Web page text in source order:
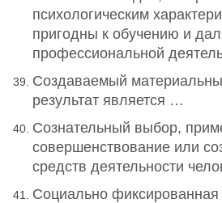
психологическим
пригодны к обучению и
профессиональной
Создаваемый
результат является …
Сознательный выбор,
совершенствование или
средств деятельности
Социально фиксированная